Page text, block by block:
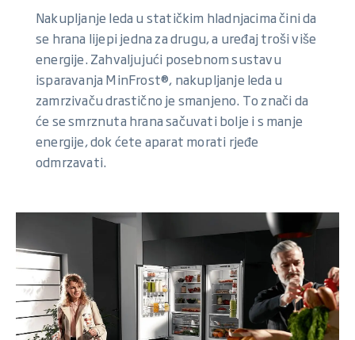
Nakupljanje leda u statičkim hladnjacima čini da
se hrana lijepi jedna za drugu, a uređaj troši više
energije. Zahvaljujući posebnom sustavu
isparavanja MinFrost®, nakupljanje leda u
zamrzivaču drastično je smanjeno. To znači da
će se smrznuta hrana sačuvati bolje i s manje
energije, dok ćete aparat morati rjeđe
odmrzavati.